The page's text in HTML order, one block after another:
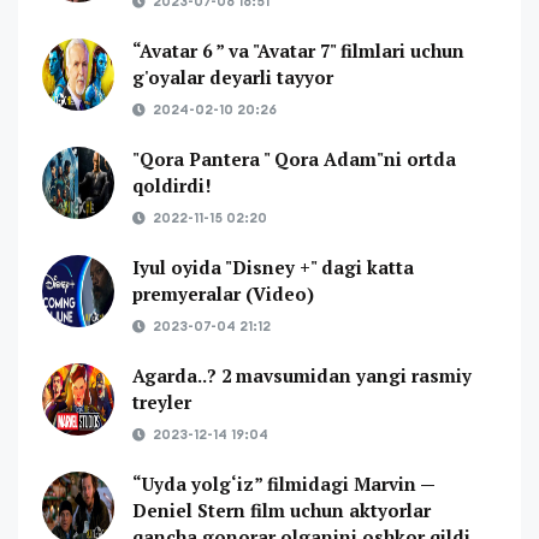
“Avatar 6 ” va "Avatar 7" filmlari uchun
g'oyalar deyarli tayyor
2024-02-10 20:26
"Qora Pantera " Qora Adam"ni ortda
qoldirdi!
2022-11-15 02:20
Iyul oyida "Disney +" dagi katta
premyeralar (Video)
2023-07-04 21:12
Agarda..? 2 mavsumidan yangi rasmiy
treyler
2023-12-14 19:04
“Uyda yolg‘iz” filmidagi Marvin —
Deniel Stern film uchun aktyorlar